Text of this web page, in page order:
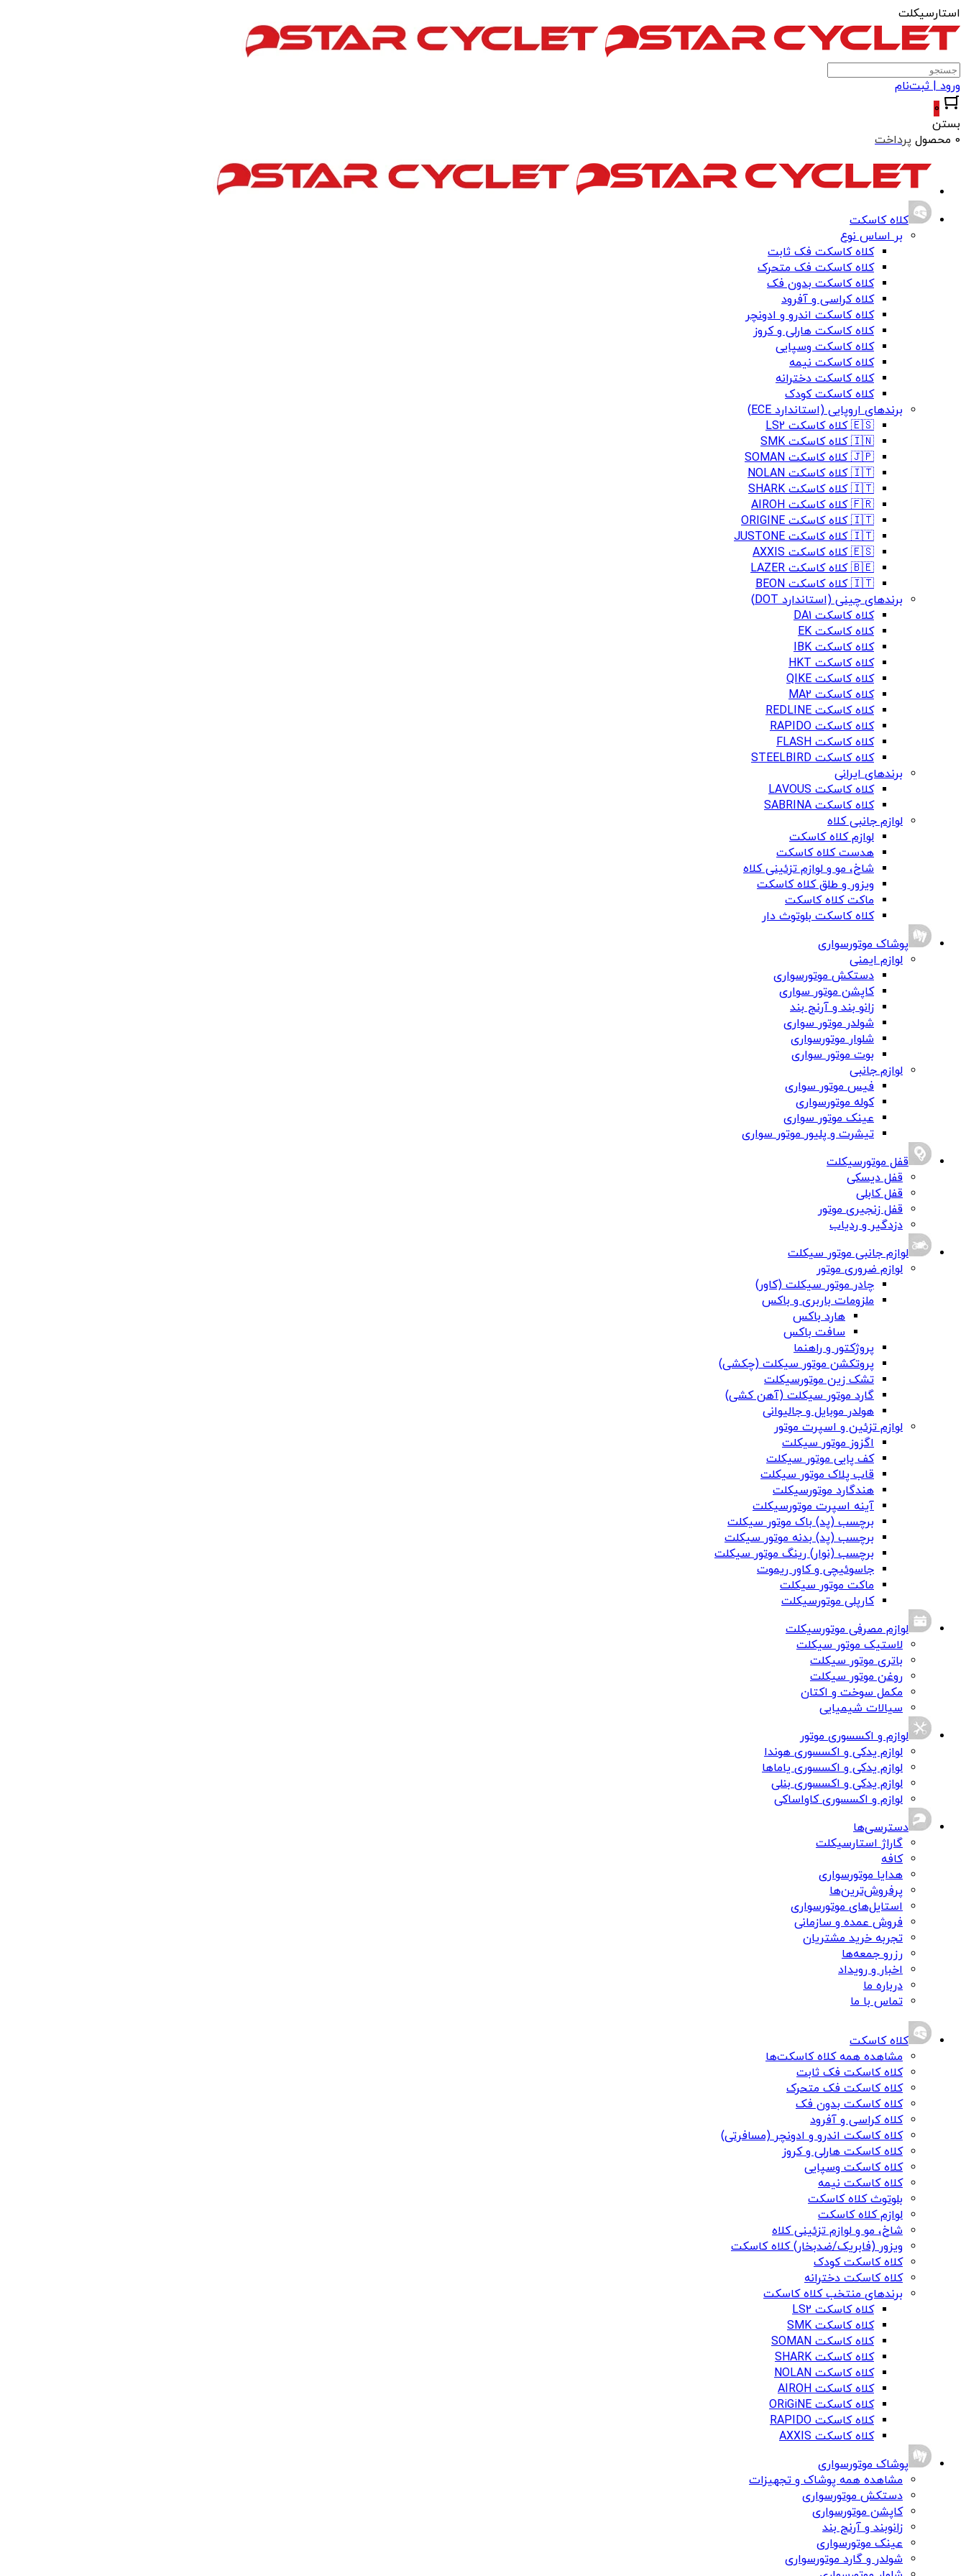
استارسیکلت
ورود | ثبت‌نام
0
بستن
0 محصول
پرداخت
کلاه کاسکت
بر اساس نوع
کلاه کاسکت فک ثابت
کلاه کاسکت فک متحرک
کلاه کاسکت بدون فک
کلاه کراسی و آفرود
کلاه کاسکت اندرو و ادونچر
کلاه کاسکت هارلی و کروز
کلاه کاسکت وسپایی
کلاه کاسکت نیمه
کلاه کاسکت دخترانه
کلاه کاسکت کودک
برندهای اروپایی (استاندارد ECE)
🇪🇸 کلاه کاسکت LS2
🇮🇳 کلاه کاسکت SMK
🇯🇵 کلاه کاسکت SOMAN
🇮🇹 کلاه کاسکت NOLAN
🇮🇹 کلاه کاسکت SHARK
🇫🇷 کلاه کاسکت AIROH
🇮🇹 کلاه کاسکت ORIGINE
🇮🇹 کلاه کاسکت JUSTONE
🇪🇸 کلاه کاسکت AXXIS
🇧🇪 کلاه کاسکت LAZER
🇮🇹 کلاه کاسکت BEON
برندهای چینی (استاندارد DOT)
کلاه کاسکت DA1
کلاه کاسکت EK
کلاه کاسکت IBK
کلاه کاسکت HKT
کلاه کاسکت QIKE
کلاه کاسکت MA2
کلاه کاسکت REDLINE
کلاه کاسکت RAPIDO
کلاه کاسکت FLASH
کلاه کاسکت STEELBIRD
برندهای ایرانی
کلاه کاسکت LAVOUS
کلاه کاسکت SABRINA
لوازم جانبی کلاه
لوازم کلاه کاسکت
هدست کلاه کاسکت
شاخ، مو و لوازم تزئینی کلاه
ویزور و طلق کلاه کاسکت
ماکت کلاه کاسکت
کلاه کاسکت بلوتوث دار
پوشاک موتورسواری
لوازم ایمنی
دستکش موتورسواری
کاپشن موتور سواری
زانو بند و آرنج بند
شولدر موتور سواری
شلوار موتورسواری
بوت موتور سواری
لوازم جانبی
فیس موتور سواری
کوله موتورسواری
عینک موتور سواری
تیشرت و پلیور موتور سواری
قفل موتورسیکلت
قفل دیسکی
قفل کابلی
قفل زنجیری موتور
دزدگیر و ردیاب
لوازم جانبی موتور سیکلت
لوازم ضروری موتور
چادر موتور سیکلت (کاور)
ملزومات باربری و باکس
هارد باکس
سافت باکس
پروژکتور و راهنما
پروتکشن موتور سیکلت (چکشی)
تشک زین موتورسیکلت
گارد موتور سیکلت (آهن کشی)
هولدر موبایل و جالیوانی
لوازم تزئین و اسپرت موتور
اگزوز موتور سیکلت
کف پایی موتور سیکلت
قاب پلاک موتور سیکلت
هندگارد موتورسیکلت
آینه اسپرت موتورسیکلت
برچسب (پد) باک موتور سیکلت
برچسب (پد) بدنه موتور سیکلت
برچسب (نوار) رینگ موتور سیکلت
جاسوئیچی و کاور ریموت
ماکت موتور سیکلت
کارپلی موتورسیکلت
لوازم مصرفی موتورسیکلت
لاستیک موتور سیکلت
باتری موتور سیکلت
روغن موتور سیکلت
مکمل سوخت و اکتان
سیالات شیمیایی
لوازم و اکسسوری موتور
لوازم یدکی و اکسسوری هوندا
لوازم یدکی و اکسسوری یاماها
لوازم یدکی و اکسسوری بنلی
لوازم و اکسسوری کاواساکی
دسترسی‌ها
گاراژ استارسیکلت
کافه
هدایا موتورسواری
پرفروش‌ترین‌ها
استایل‌های موتورسواری
فروش عمده و سازمانی
تجربه خرید مشتریان
رزرو جمعه‌ها
اخبار و رویداد
درباره ما
تماس با ما
کلاه کاسکت
مشاهده همه کلاه کاسکت‌ها
کلاه کاسکت فک ثابت
کلاه کاسکت فک متحرک
کلاه کاسکت بدون فک
کلاه کراسی و آفرود
کلاه کاسکت اندرو و ادونچر (مسافرتی)
کلاه کاسکت هارلی و کروز
کلاه کاسکت وسپایی
کلاه کاسکت نیمه
بلوتوث کلاه کاسکت
لوازم کلاه کاسکت
شاخ، مو و لوازم تزئینی کلاه
ویزور (فابریک/ضدبخار) کلاه کاسکت
کلاه کاسکت کودک
کلاه کاسکت دخترانه
برندهای منتخب کلاه کاسکت
کلاه کاسکت LS2
کلاه کاسکت SMK
کلاه کاسکت SOMAN
کلاه کاسکت SHARK
کلاه کاسکت NOLAN
کلاه کاسکت AIROH
کلاه کاسکت ORiGiNE
کلاه کاسکت RAPIDO
کلاه کاسکت AXXIS
پوشاک موتورسواری
مشاهده همه پوشاک و تجهیزات
دستکش موتورسواری
کاپشن موتورسواری
زانوبند و آرنج بند
عینک موتورسواری
شولدر و گارد موتورسواری